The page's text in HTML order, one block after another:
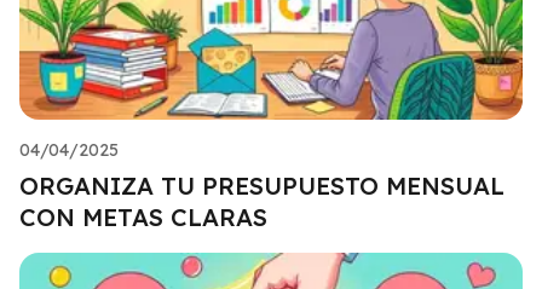
04/04/2025
ORGANIZA TU PRESUPUESTO MENSUAL
CON METAS CLARAS